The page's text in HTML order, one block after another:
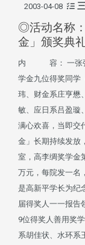
2003-04-08
◎活动名称
金」颁奖典
内 容： 一张张
学金九位得奖同学
玮、财金系庄亨懋
敏、应日系吕盈璇
满心欢喜，当即交
金」长期持续发放
室，高李绸奖学金
万元，每院发一名
是高新平学长为纪
届得奖人一一报告
9位得奖人善用奖
系胡佳状、水环系